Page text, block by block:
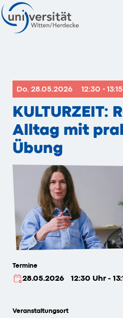
Do. 28.05.2026 12:30 - 13:15
KULTURZEIT:
Alltag mit
Übung
Termine
28.05.2026 12:30 Uhr -
Veranstaltungsort